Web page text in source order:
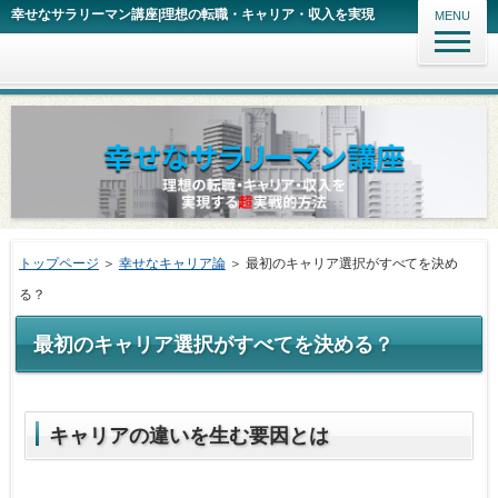
幸せなサラリーマン講座|理想の転職・キャリア・収入を実現 MENU
トップページ ＞ 幸せなキャリア論＞ 最初のキャリア選択がすべてを決め
る？
最初のキャリア選択がすべてを決める？
キャリアの違いを生む要因とは